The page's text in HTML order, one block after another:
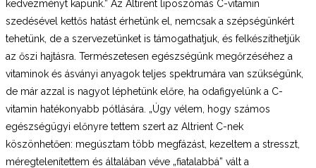
kedvezményt kapunk.” Az Altirent liposzómás C-vitamin
szedésével kettős hatást érhetünk el, nemcsak a szépségünkért
tehetünk, de a szervezetünket is támogathatjuk, és felkészíthetjük
az őszi hajtásra. Természetesen egészségünk megőrzéséhez a
vitaminok és ásványi anyagok teljes spektrumára van szükségünk,
de már azzal is nagyot léphetünk előre, ha odafigyelünk a C-
vitamin hatékonyabb pótlására. „Úgy vélem, hogy számos
egészségügyi előnyre tettem szert az Altrient C-nek
köszönhetően: megúsztam több megfázást, kezeltem a stresszt,
méregtelenítettem és általában véve „fiatalabbá” vált a